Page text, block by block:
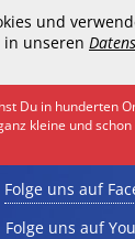
und
in unseren
Du in hunderten
kleine und
Folge uns auf
Folge uns auf